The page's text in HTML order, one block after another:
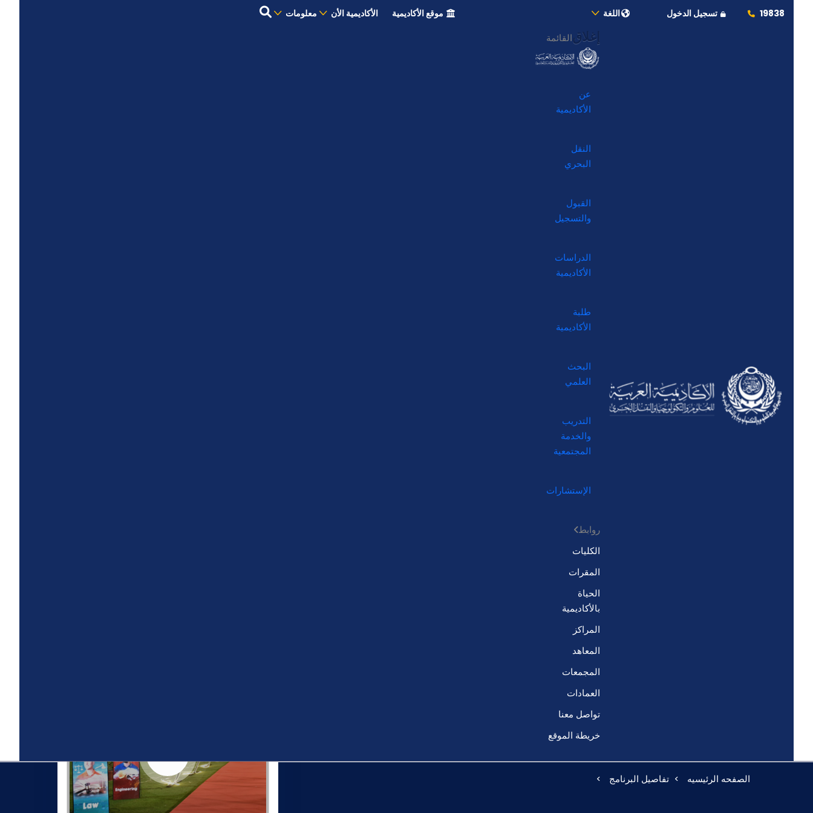
19838 تسجيل الدخول اللغة موقع الأكاديمية الأكاديمية الأن معلومات
إغلاق القائمة
عن
الأكاديمية
النقل
البحري
القبول
والتسجيل
الدراسات
الأكاديمية
طلبة
الأكاديمية
البحث
العلمي
التدريب
والخدمة
المجتمعية
الإستشارات
روابط
الكليات
المقرات
الحياة
بالأكاديمية
المراكز
المعاهد
المجمعات
العمادات
تواصل معنا
خريطة الموقع
الصفحه الرئيسيه تفاصيل البرنامج